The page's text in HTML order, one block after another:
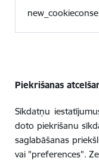
Piekrišanas
Sīkdatņu
doto piekrišanu
saglabāšanas
vai "preferences".